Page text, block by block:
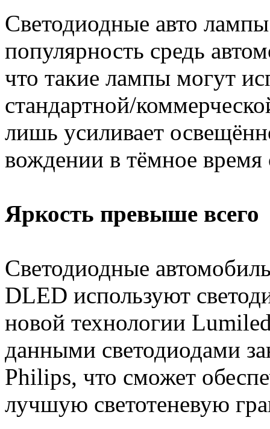
Светодиодные авто
популярность средь
что такие лампы могут
стандартной/
лишь усиливает
вождении в тёмное время
Яркость превыше всего
Светодиодные
DLED используют
новой технологии
данными светодиодами
Philips, что сможет
лучшую светотеневую